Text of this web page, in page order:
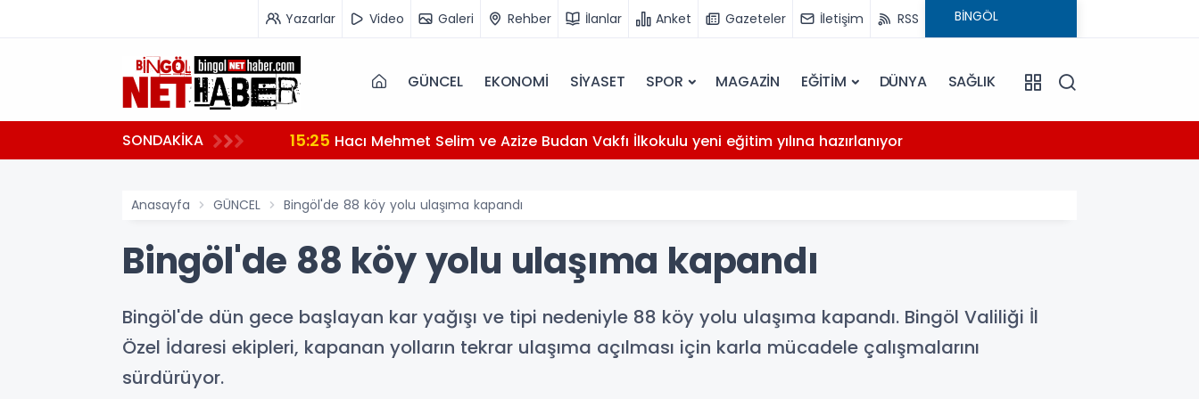
Yazarlar Video Galeri Rehber İlanlar Anket Gazeteler İletişim RSS
GÜNCEL EKONOMİ SİYASET SPOR MAGAZİN EĞİTİM DÜNYA SAĞLIK
SONDAKİKA 15:25 Hacı Mehmet Selim ve Azize Budan Vakfı İlkokulu yeni eğitim yılına hazırlanıyor
Anasayfa GÜNCEL Bingöl'de 88 köy yolu ulaşıma kapandı
Bingöl'de 88 köy yolu ulaşıma kapandı
Bingöl'de dün gece başlayan kar yağışı ve tipi nedeniyle 88 köy yolu ulaşıma kapandı. Bingöl Valiliği İl
Özel İdaresi ekipleri, kapanan yolların tekrar ulaşıma açılması için karla mücadele çalışmalarını
sürdürüyor.